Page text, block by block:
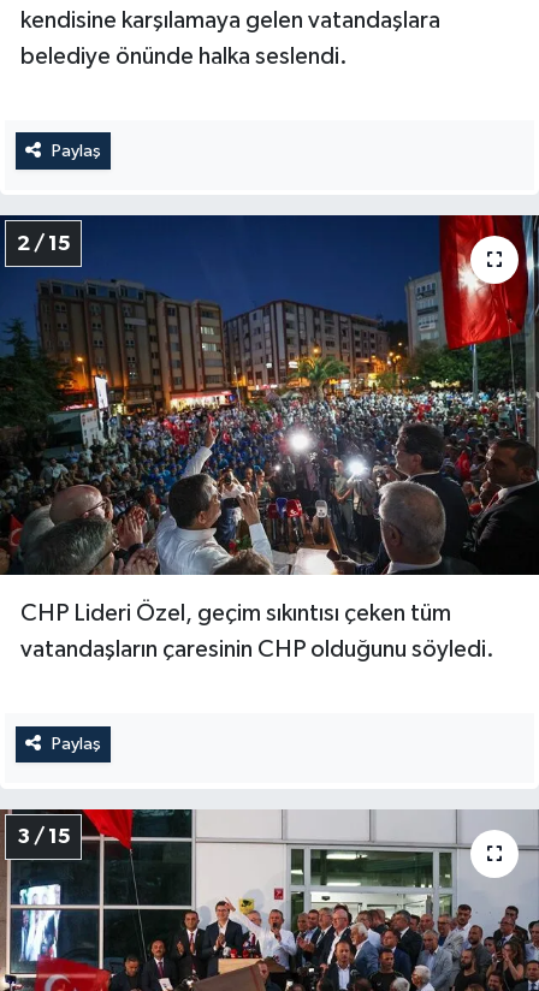
kendisine karşılamaya gelen vatandaşlara
belediye önünde halka seslendi.
Paylaş
2 / 15
CHP Lideri Özel, geçim sıkıntısı çeken tüm
vatandaşların çaresinin CHP olduğunu söyledi.
Paylaş
3 / 15